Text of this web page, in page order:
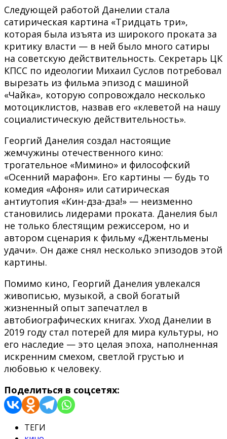
Следующей работой Данелии стала
сатирическая картина «Тридцать три»,
которая была изъята из широкого проката за
критику власти — в ней было много сатиры
на советскую действительность. Секретарь ЦК
КПСС по идеологии Михаил Суслов потребовал
вырезать из фильма эпизод с машиной
«Чайка», которую сопровождало несколько
мотоциклистов, назвав его «клеветой на нашу
социалистическую действительность».
Георгий Данелия создал настоящие
жемчужины отечественного кино:
трогательное «Мимино» и философский
«Осенний марафон». Его картины — будь то
комедия «Афоня» или сатирическая
антиутопия «Кин-дза-дза!» — неизменно
становились лидерами проката. Данелия был
не только блестящим режиссером, но и
автором сценария к фильму «Джентльмены
удачи». Он даже снял несколько эпизодов этой
картины.
Помимо кино, Георгий Данелия увлекался
живописью, музыкой, а свой богатый
жизненный опыт запечатлел в
автобиографических книгах. Уход Данелии в
2019 году стал потерей для мира культуры, но
его наследие — это целая эпоха, наполненная
искренним смехом, светлой грустью и
любовью к человеку.
Поделиться в соцсетях:
ТЕГИ